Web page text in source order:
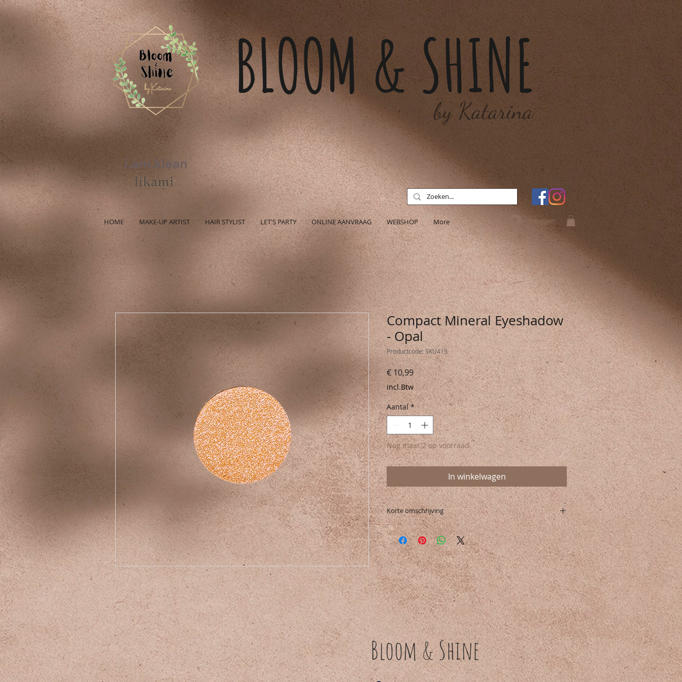
BLOOM & SHINE
by Katarina
Inloggen
HOME MAKE-UP ARTIST HAIR STYLIST LET'S PARTY ONLINE AANVRAAG WEBSHOP More
Compact Mineral Eyeshadow
- Opal
Productcode: SKU415
€ 10,99Prijs
incl.Btw
Aantal *
Nog maar 2 op voorraad
In winkelwagen
Korte omschrijving
Mix and match je persoonlijk oogschaduwpalet met
deze compacte oogschaduws. Wherever you go, take
them with you. Breng met een Eyesmudge
glinsterende oogschaduw aan op je bewegend
ooglid. In de buitenhoek blend je met de blenders
een donkerdere mattere kleur.
Bloom & Shine